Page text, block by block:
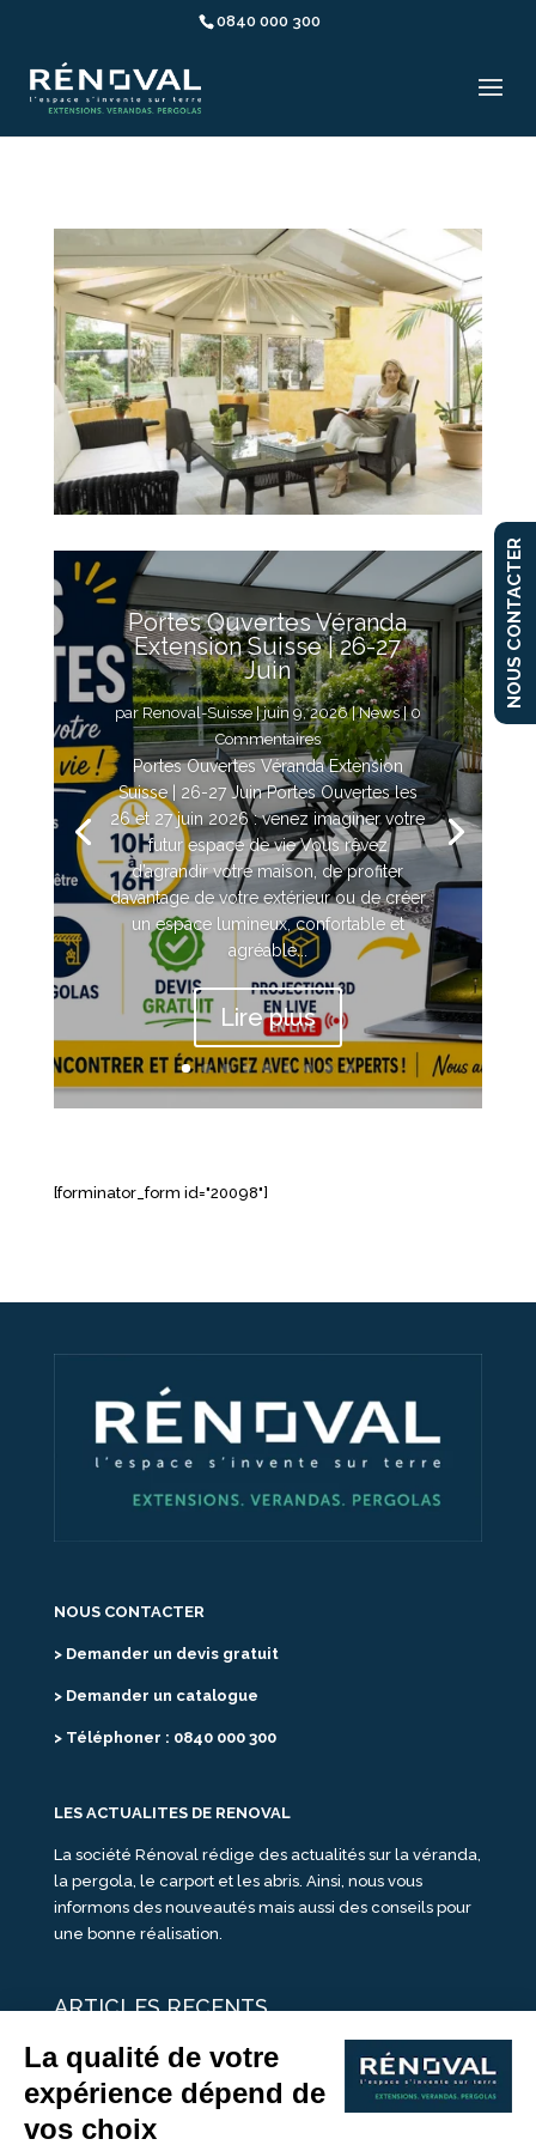
0840 000 300
Portes Ouvertes Véranda
Extension Suisse | 26-27
Juin
parRenoval-Suisse|juin 9, 2026|News| 0
Commentaires
Portes Ouvertes Véranda Extension
Suisse | 26-27 Juin Portes Ouvertes les
26 et 27 juin 2026 : venez imaginer votre
futur espace de vie Vous rêvez
d’agrandir votre maison, de profiter
davantage de votre extérieur ou de créer
un espace lumineux, confortable et
agréable...
Lire plus
[forminator_form id="20098"]
NOUS CONTACTER
> Demander un devis gratuit
> Demander un catalogue
> Téléphoner : 0840 000 300
LES ACTUALITES DE RENOVAL
La société Rénoval rédige des actualités sur la véranda,
la pergola, le carport et les abris. Ainsi, nous vous
informons des nouveautés mais aussi des conseils pour
une bonne réalisation.
ARTICLES RECENTS
25 idées de vérandas design
Un été pour une véranda
Portes Ouvertes Véranda Extension Suisse | 26-27 Juin
NOUS CONTACTER